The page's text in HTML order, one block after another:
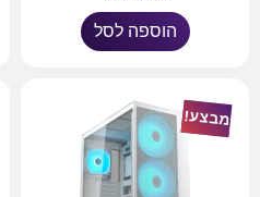
הוספה לסל
מבצע!